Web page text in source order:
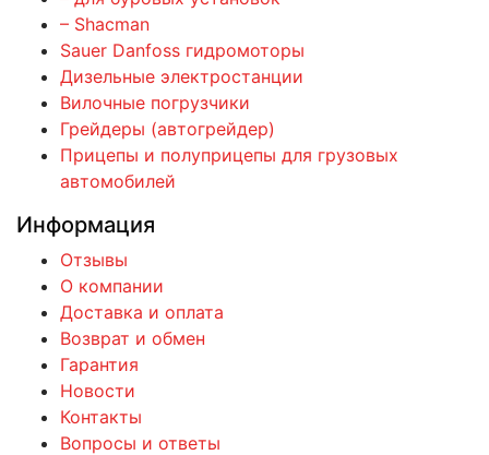
– Shacman
Sauer Danfoss гидромоторы
Дизельные электростанции
Вилочные погрузчики
Грейдеры (автогрейдер)
Прицепы и полуприцепы для грузовых
автомобилей
Информация
Отзывы
О компании
Доставка и оплата
Возврат и обмен
Гарантия
Новости
Контакты
Вопросы и ответы